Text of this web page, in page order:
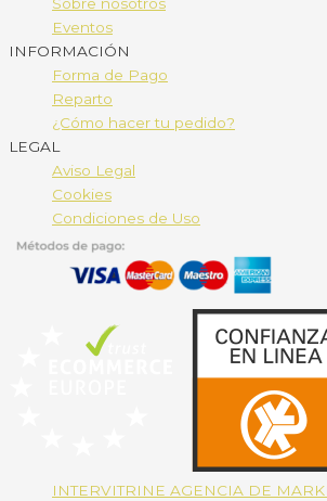
Eventos
INFORMACIÓN
Forma de Pago
Reparto
¿Cómo hacer tu pedido?
LEGAL
Aviso Legal
Cookies
Condiciones de Uso
INTERVITRINE AGENCIA DE